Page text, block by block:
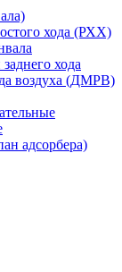
хода (РХХ)
хода
воздуха (ДМРВ)
адсорбера)